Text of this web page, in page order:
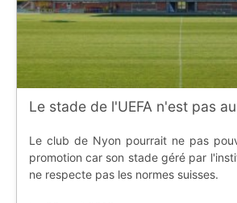
Le stade de l'UEFA n'est pas
Le club de Nyon pourrait ne pas
promotion car son stade géré par
ne respecte pas les normes suisses.